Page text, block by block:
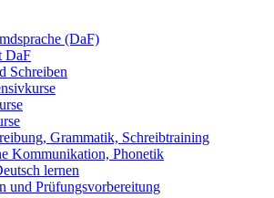
(DaF)
DaF
Schreiben
Grammatik, Schreibtraining
Kommunikation, Phonetik
lernen
und Prüfungsvorbereitung